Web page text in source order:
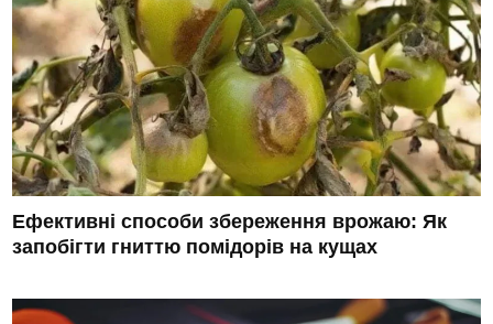
Ефективні способи збереження врожаю: Як
запобігти гниттю помідорів на кущах